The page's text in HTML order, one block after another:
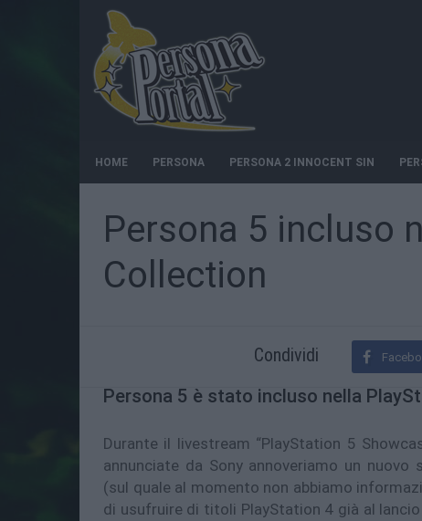
HOME PERSONA PERSONA 2 INNOCENT SIN
Persona 5 incluso
Collection
Condividi
Persona 5 è stato incluso nella
Durante il livestream “PlayStation 5
annunciate da Sony annoveriamo un nuovo
(sul quale al momento non abbiamo
di usufruire di titoli PlayStation 4 già al